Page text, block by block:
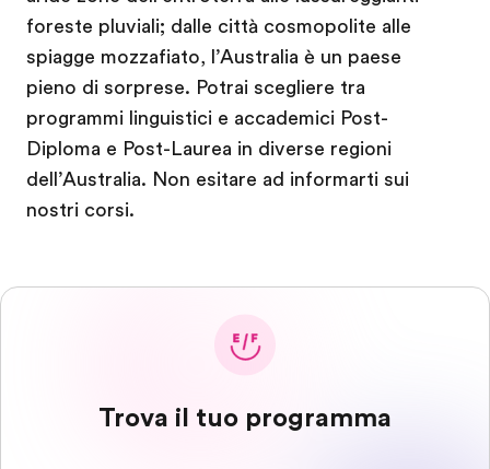
foreste pluviali; dalle città cosmopolite alle
spiagge mozzafiato, l’Australia è un paese
pieno di sorprese. Potrai scegliere tra
programmi linguistici e accademici Post-
Diploma e Post-Laurea in diverse regioni
dell’Australia. Non esitare ad informarti sui
nostri corsi.
Trova il tuo programma